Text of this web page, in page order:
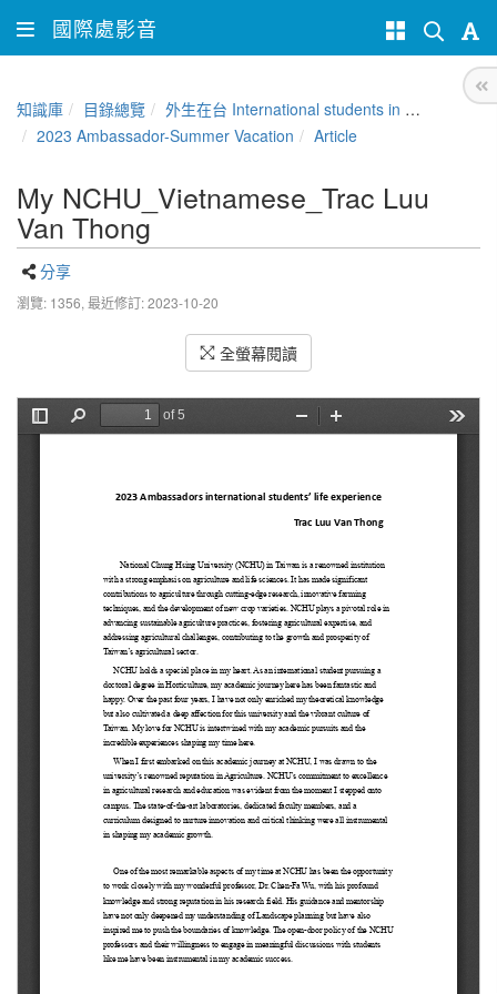
國際處影音
知識庫 目錄總覽
外生在台 International students in Taiwan
2023 Ambassador-Summer Vacation
Article
My NCHU_Vietnamese_Trac Luu
Van Thong
分享
瀏覽: 1356, 最近修訂: 2023-10-20
全螢幕閱讀